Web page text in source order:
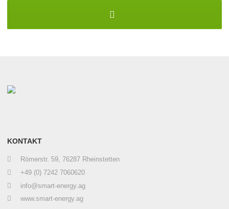
KONTAKT
Römerstr. 59, 76287 Rheinstetten
+49 (0) 7242 7060620
info@smart-energy.ag
www.smart-energy.ag